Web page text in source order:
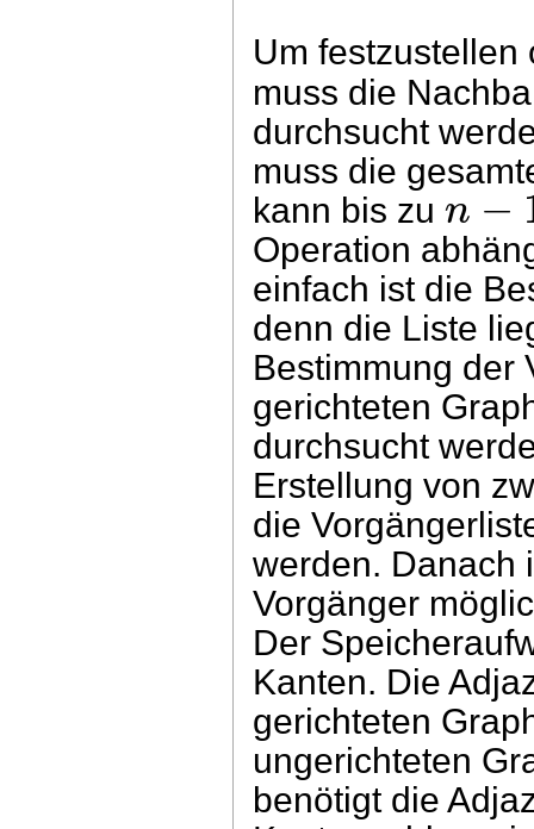
Um
muss die
durchsucht
muss die
kann bis zun−
Operation
einfach ist die
denn die Liste
Bestimmung der
gerichteten
durchsucht
Erstellung von
die
werden. Danach
Vorgänger
Der
Kanten. Die
gerichteten
ungerichteten
benötigt die